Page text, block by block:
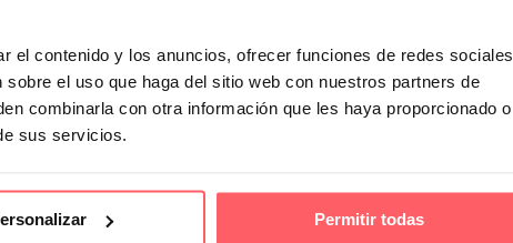
el contenido y los anuncios, ofrecer funciones de redes sociales
el uso que haga del sitio web con nuestros partners de
combinarla con otra información que les haya proporcionado o
sus servicios.
Permitir todas